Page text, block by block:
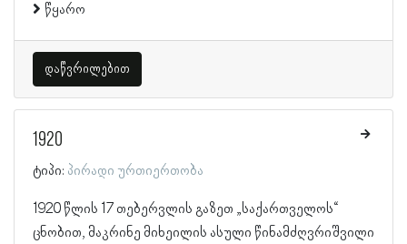
წყარო
დაწვრილებით
1920
ტიპი: პირადი ურთიერთობა
1920 წლის 17 თებერვლის გაზეთ „საქართველოს“
ცნობით, მაკრინე მიხეილის ასული წინამძღვრიშვილი